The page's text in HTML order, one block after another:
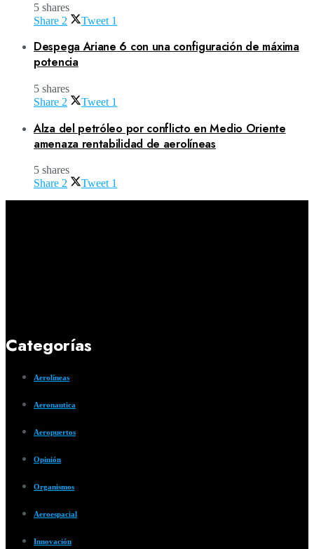
5 shares
Share 2 Tweet 1
Despega Ariane 6 con una configuración de máxima
potencia
5 shares
Share 2 Tweet 1
Alza del petróleo por conflicto en Medio Oriente
amenaza rentabilidad de aerolíneas
5 shares
Share 2 Tweet 1
Categorías
Aerolíneas
Aeronautica
Aeropuertos
Opinión
Organismos
Aeroespacial
Innovación